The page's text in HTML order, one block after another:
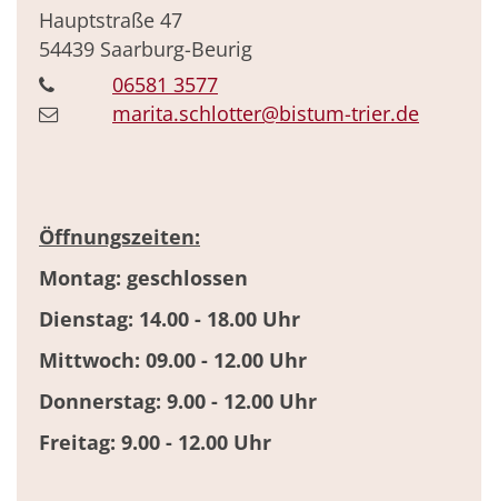
Hauptstraße 47
54439 Saarburg-Beurig
06581 3577
marita.schlotter@bistum-trier.de
Öffnungszeiten:
Montag: geschlossen
Dienstag: 14.00 - 18.00 Uhr
Mittwoch: 09.00 - 12.00 Uhr
Donnerstag: 9.00 - 12.00 Uhr
Freitag: 9.00 - 12.00 Uhr